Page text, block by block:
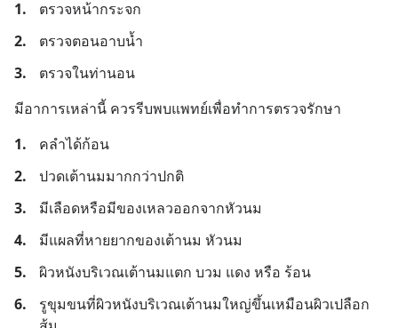
1.
ตรวจหน้ากระจก
2.
ตรวจตอนอาบน้ำ
3.
ตรวจในท่านอน
มีอาการเหล่านี้ ควรรีบพบแพทย์เพื่อทำการตรวจรักษา
1.
คลำได้ก้อน
2.
ปวดเต้านมมากกว่าปกติ
3.
มีเลือดหรือมีของเหลวออกจากหัวนม
4.
มีแผลที่หายยากของเต้านม หัวนม
5.
ผิวหนังบริเวณเต้านมแตก บวม แดง หรือ ร้อน
6.
รูขุมขนที่ผิวหนังบริเวณเต้านมใหญ่ขึ้นเหมือนผิวเปลือก